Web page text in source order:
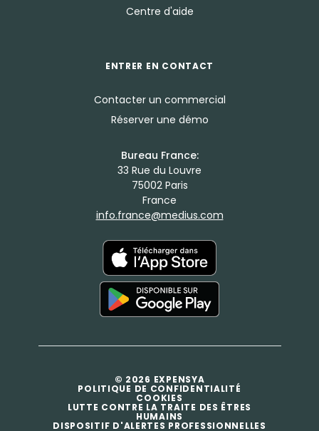
Centre d'aide
ENTRER EN CONTACT
Contacter un commercial
Réserver une démo
Bureau France:
33 Rue du Louvre
75002 Paris
France
info.france@medius.com
© 2026 EXPENSYA
POLITIQUE DE CONFIDENTIALITÉ
COOKIES
LUTTE CONTRE LA TRAITE DES ÊTRES
HUMAINS
DISPOSITIF D'ALERTES PROFESSIONNELLES